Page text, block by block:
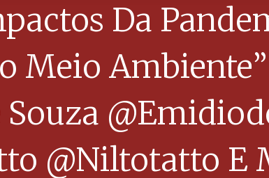
Da
Meio
@niltotatto E